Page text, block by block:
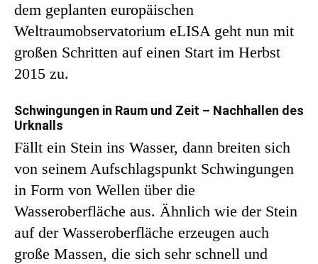
dem geplanten europäischen
Weltraumobservatorium eLISA geht nun mit
großen Schritten auf einen Start im Herbst
2015 zu.
Schwingungen in Raum und Zeit – Nachhallen des
Urknalls
Fällt ein Stein ins Wasser, dann breiten sich
von seinem Aufschlagspunkt Schwingungen
in Form von Wellen über die
Wasseroberfläche aus. Ähnlich wie der Stein
auf der Wasseroberfläche erzeugen auch
große Massen, die sich sehr schnell und